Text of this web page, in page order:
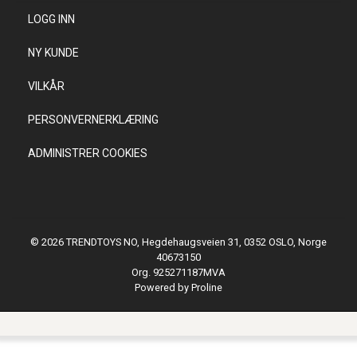
LOGG INN
NY KUNDE
VILKÅR
PERSONVERNERKLÆRING
ADMINISTRER COOKIES
© 2026 TRENDTOYS NO, Hegdehaugsveien 31, 0352 OSLO, Norge
40673150
Org. 925271187MVA
Powered by Proline